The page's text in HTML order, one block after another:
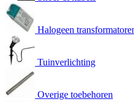
Halogeen
Tuinverlichting
Overige toebehoren